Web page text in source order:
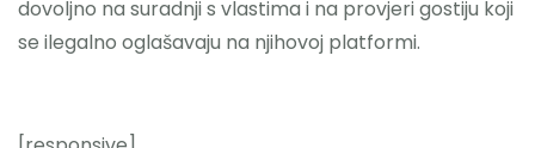
dovoljno na suradnji s vlastima i na provjeri gostiju koji
se ilegalno oglašavaju na njihovoj platformi.